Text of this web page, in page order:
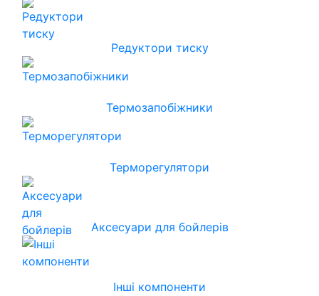
Редуктори тиску
Термозапобіжники
Терморегулятори
Аксесуари для бойлерів
Інші компоненти